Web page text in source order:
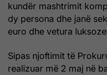
kundër mashtrimit
dy persona dhe janë
euro dhe vetura
Sipas njoftimit të
realizuar më 2 maj në